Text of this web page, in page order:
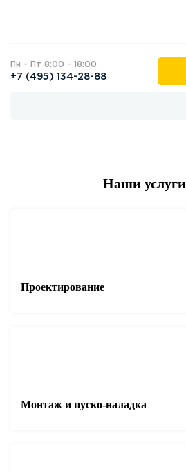
Пн - Пт 8:00 - 18:00
+7 (495) 134-28-88
Наши услуги
Проектирование
Монтаж и пуско-наладка